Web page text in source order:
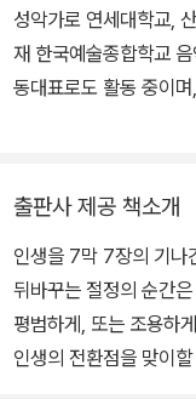
회 황금촬영상 시상식 신인촬영상 - 시
플라크 상 - 시간 제54회 베를린국제영화제 은곰상(감독상) - 사마
리아 제09회 부산국제영화제 넷팩상(아시아영화진흥기구상) - 빈
제24회 청룡영화상 최
5회 시체스영화제 오
제16회 후쿠오카 아시아
브뤼셀 판타스틱 영화
별상- 피에타 베니스국제영화제 제57회 베니스국제영화제 공식경쟁
성악가로 연세대학교,
재 한국예술종합학교
동대표로도 활동 중이
출판사 제공 책소개
인생을 7막 7장의 기나
뒤바꾸는 절정의 순간
평범하게, 또는 조용하
인생의 전환점을 맞이